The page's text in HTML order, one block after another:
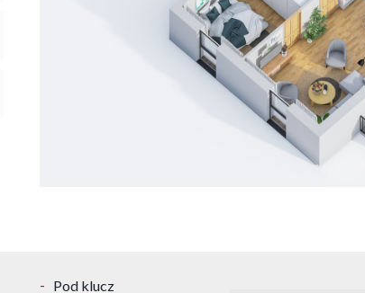
Pod klucz